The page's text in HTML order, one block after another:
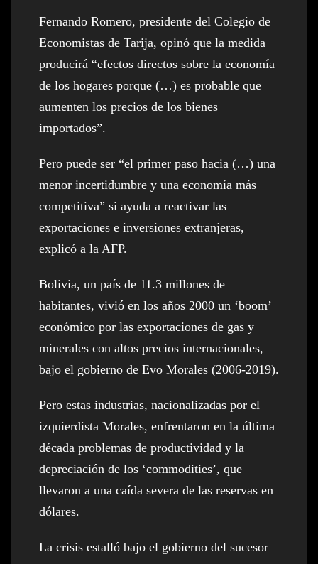
Fernando Romero, presidente del Colegio de
Economistas de Tarija, opinó que la medida
producirá “efectos directos sobre la economía
de los hogares porque (…) es probable que
aumenten los precios de los bienes
importados”.
Pero puede ser “el primer paso hacia (…) una
menor incertidumbre y una economía más
competitiva” si ayuda a reactivar las
exportaciones e inversiones extranjeras,
explicó a la AFP.
Bolivia, un país de 11.3 millones de
habitantes, vivió en los años 2000 un ‘boom’
económico por las exportaciones de gas y
minerales con altos precios internacionales,
bajo el gobierno de Evo Morales (2006-2019).
Pero estas industrias, nacionalizadas por el
izquierdista Morales, enfrentaron en la última
década problemas de productividad y la
depreciación de los ‘commodities’, que
llevaron a una caída severa de las reservas en
dólares.
La crisis estalló bajo el gobierno del sucesor